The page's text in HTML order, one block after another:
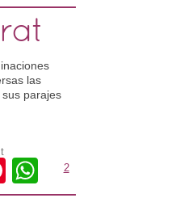
las
parajes
Pinterest
WhatsApp
2